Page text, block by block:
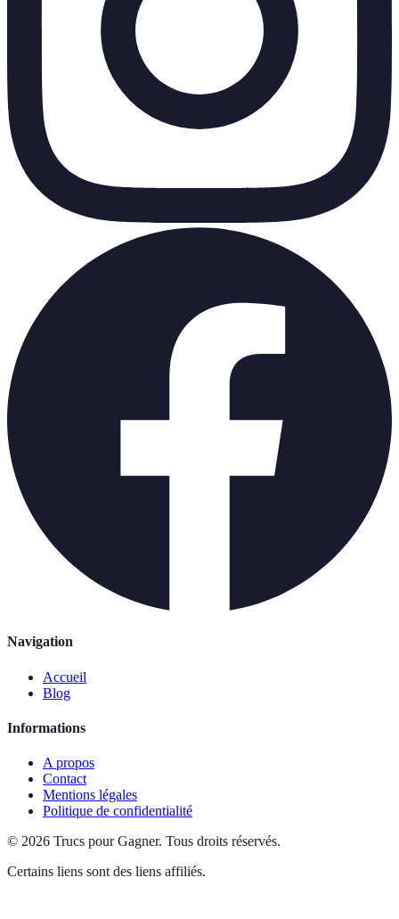
Navigation
Accueil
Blog
Informations
A propos
Contact
Mentions légales
Politique de confidentialité
© 2026 Trucs pour Gagner. Tous droits réservés.
Certains liens sont des liens affiliés.